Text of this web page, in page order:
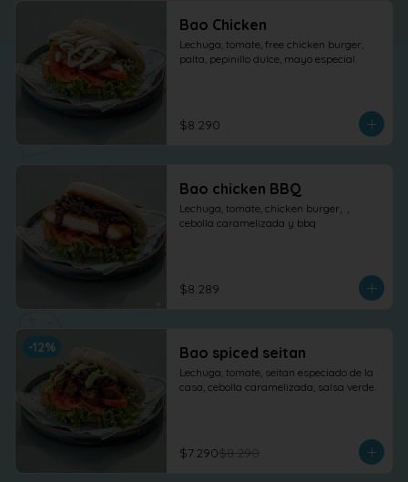
Bao Chicken
Lechuga, tomate, free chicken burger,
palta, pepinillo dulce, mayo especial.
$8.290
Bao chicken BBQ
Lechuga, tomate, chicken burger,  ,
cebolla caramelizada y bbq
$8.289
-12% Bao spiced seitan
Lechuga, tomate, seitan especiado de la
casa, cebolla caramelizada, salsa verde.
$7.290$8.290